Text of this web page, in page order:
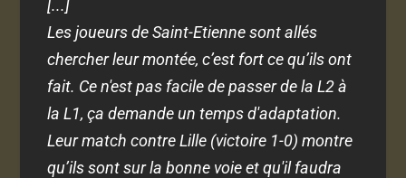
[...]
Les joueurs de Saint-Etienne sont allés
chercher leur montée, c’est fort ce qu’ils ont
fait. Ce n'est pas facile de passer de la L2 à
la L1, ça demande un temps d'adaptation.
Leur match contre Lille (victoire 1-0) montre
qu’ils sont sur la bonne voie et qu'il faudra